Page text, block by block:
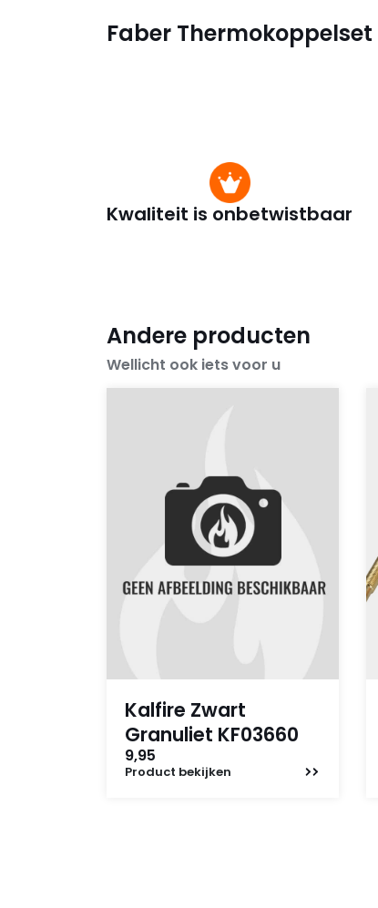
Faber Thermokoppelset
Kwaliteit is onbetwistbaar
Andere producten
Wellicht ook iets voor u
Kalfire Zwart
Granuliet KF03660
9,95
Product bekijken